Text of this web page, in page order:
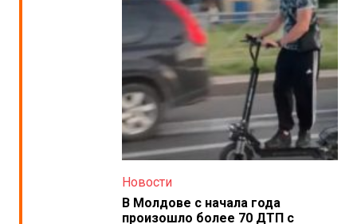
Новости
В Молдове с начала года
произошло более 70 ДТП с